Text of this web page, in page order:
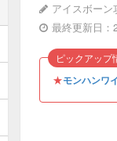
アイスボーン
最終更新日：
★モンハンワ
ピックアップ